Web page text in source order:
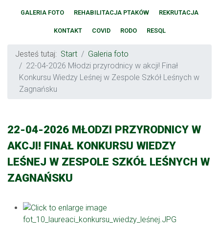
GALERIA FOTO REHABILITACJA PTAKÓW REKRUTACJA
KONTAKT COVID RODO RESQL
Jesteś tutaj: Start
Galeria foto
22-04-2026 Młodzi przyrodnicy w akcji! Finał
Konkursu Wiedzy Leśnej w Zespole Szkół Leśnych w
Zagnańsku
22-04-2026 MŁODZI PRZYRODNICY W
AKCJI! FINAŁ KONKURSU WIEDZY
LEŚNEJ W ZESPOLE SZKÓŁ LEŚNYCH W
ZAGNAŃSKU